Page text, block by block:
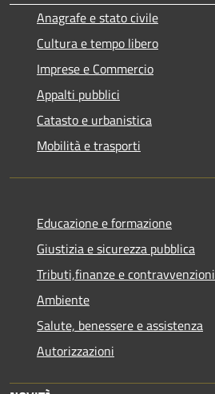
Anagrafe e stato civile
Cultura e tempo libero
Imprese e Commercio
Appalti pubblici
Catasto e urbanistica
Mobilità e trasporti
Educazione e formazione
Giustizia e sicurezza pubblica
Tributi,finanze e contravvenzioni
Ambiente
Salute, benessere e assistenza
Autorizzazioni